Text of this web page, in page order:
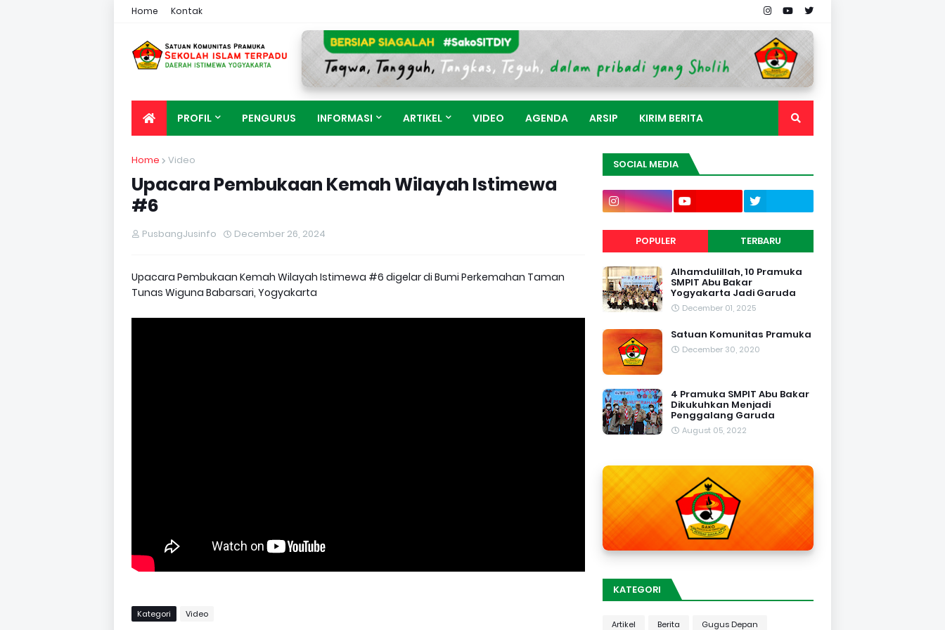
Home Kontak
PROFIL PENGURUS INFORMASI ARTIKEL VIDEO AGENDA ARSIP KIRIM BERITA
Home Video
Upacara Pembukaan Kemah Wilayah Istimewa
#6
PusbangJusinfo December 26, 2024
Upacara Pembukaan Kemah Wilayah Istimewa #6 digelar di Bumi Perkemahan Taman
Tunas Wiguna Babarsari, Yogyakarta
Kategori Video
SOCIAL MEDIA
POPULER TERBARU
Alhamdulillah, 10 Pramuka
SMPIT Abu Bakar
Yogyakarta Jadi Garuda
December 01, 2025
Satuan Komunitas Pramuka
December 30, 2020
4 Pramuka SMPIT Abu Bakar
Dikukuhkan Menjadi
Penggalang Garuda
August 05, 2022
KATEGORI
Artikel Berita Gugus Depan